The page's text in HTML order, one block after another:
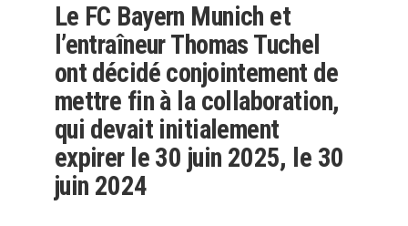
Le FC Bayern Munich et
l’entraîneur Thomas Tuchel
ont décidé conjointement de
mettre fin à la collaboration,
qui devait initialement
expirer le 30 juin 2025, le 30
juin 2024